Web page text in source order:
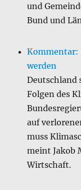
und
Bund und
Kommentar:
werden
Deutschland
Folgen des
auf
muss
meint Jakob
Wirtschaft.